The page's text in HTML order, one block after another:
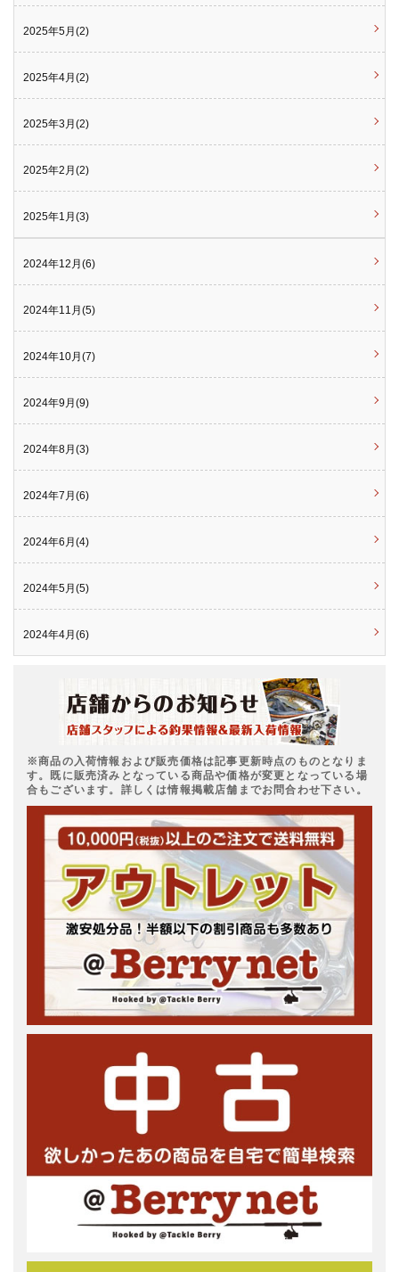
2025年5月(2)
2025年4月(2)
2025年3月(2)
2025年2月(2)
2025年1月(3)
2024年12月(6)
2024年11月(5)
2024年10月(7)
2024年9月(9)
2024年8月(3)
2024年7月(6)
2024年6月(4)
2024年5月(5)
2024年4月(6)
※商品の入荷情報および販売価格は記事更新時点のものとなりま
す。既に販売済みとなっている商品や価格が変更となっている場
合もございます。詳しくは情報掲載店舗までお問合わせ下さい。